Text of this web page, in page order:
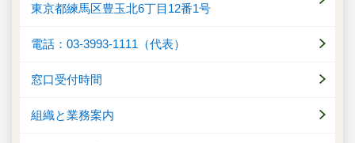
東京都練馬区豊玉北6丁目12番1号
電話：03-3993-1111（代表）
窓口受付時間
組織と業務案内